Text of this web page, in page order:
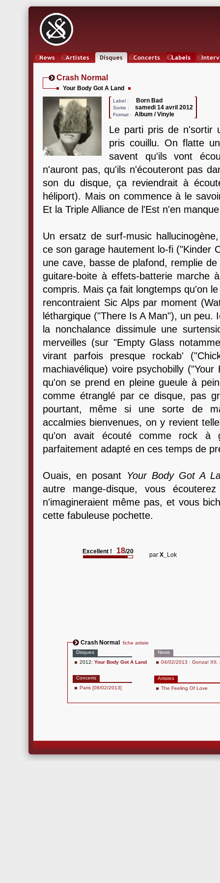
Crash Normal
Your Body Got A Land
Label : Born Bad
Sortie : samedi 14 avril 2012
Format : Album / Vinyle
Le parti pris de n'sortir
pris couillu. On flatte
savent qu'ils vont
n'auront pas, qu'ils n'écouteront pas
son du disque, ça reviendrait à
héliport). Mais on commence à le
Et la Triple Alliance de l'Est n'en
Un ersatz de surf-music
ce son garage hautement lo-fi ("Kinder
une cave, basse de plafond, remplie
guitare-boite à effets-batterie marche
compris. Mais ça fait longtemps qu'on
rencontraient Sic Alps par moment
léthargique ("There Is A Man"), un
la nonchalance dissimule une
merveilles (sur "Empty Glass
virant parfois presque rockab'
machiavélique) voire psychobilly
qu'on se prend en pleine gueule à
comme étranglé par ce disque, pas
pourtant, même si une sorte de
accalmies bienvenues, on y revient
qu'on avait écouté comme rock à
parfaitement adapté en ces temps de
Ouais, en posant Your Body Got A
autre mange-disque, vous
n'imagineraient même pas, et vous
cette fabuleuse pochette.
Excellent ! 18/20 par X_ Lok
Crash Normal
fiche artiste
Disques
2012: Your Body Got A Land
Concerts
Paris [08/02/2013]
News
04/02/2013 : Gonzaï XII,
Artistes
The Feeling Of Love